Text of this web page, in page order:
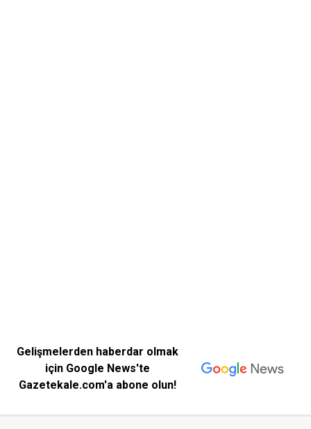
Gelişmelerden haberdar olmak
için Google News'te
Gazetekale.com'a abone olun!